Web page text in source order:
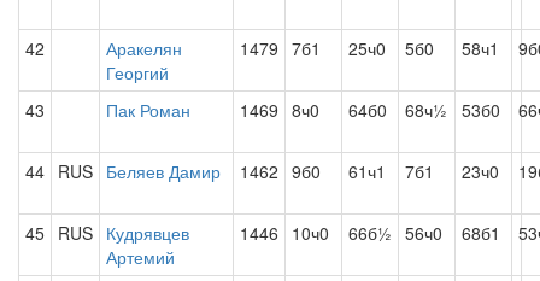
42
Аракелян
Георгий
1479 7б1 25ч0 5б0 58ч1
43 Пак Роман 1469 8ч0 64б0 68ч½ 53б0
44 RUS Беляев Дамир 1462 9б0 61ч1 7б1 23ч0
45 RUS Кудрявцев
Артемий
1446 10ч0 66б½ 56ч0 68б1